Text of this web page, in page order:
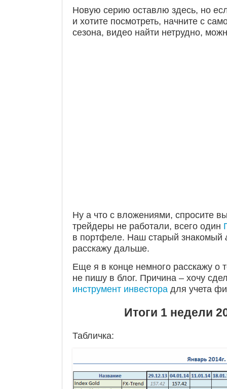
Новую серию оставлю здесь, но
и хотите посмотреть, начните с
сезона, видео найти нетрудно,
Ну а что с вложениями, спросите
трейдеры не работали, всего один
в портфеле. Наш старый знакомый
расскажу дальше.
Еще я в конце немного расскажу о
не пишу в блог. Причина – хочу
инструмент инвестора для учета
Итоги 1 недели
Табличка: